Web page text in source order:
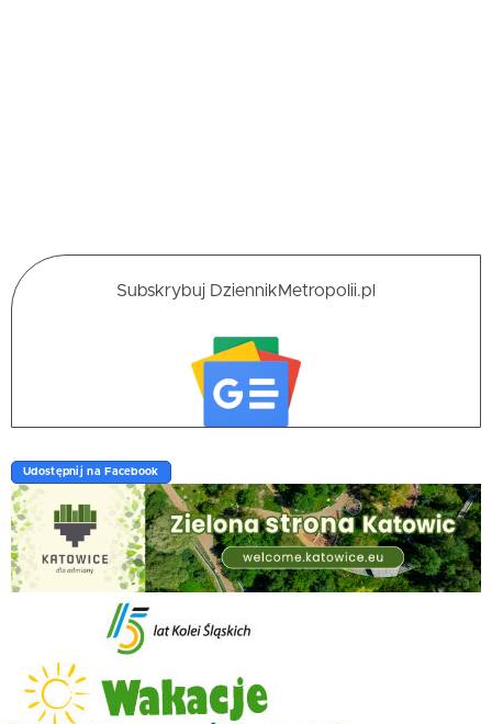
Subskrybuj DziennikMetropolii.pl
Udostępnij na Facebook